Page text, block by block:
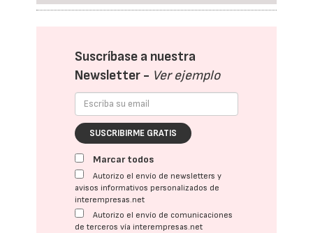
Suscríbase a nuestra
Newsletter - Ver ejemplo
SUSCRIBIRME GRATIS
Marcar todos
Autorizo el envío de newsletters y
avisos informativos personalizados de
interempresas.net
Autorizo el envío de comunicaciones
de terceros vía interempresas.net